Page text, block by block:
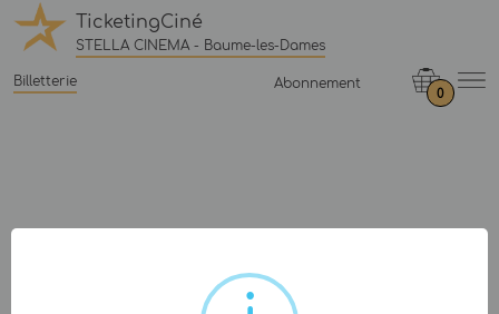
TicketingCiné
STELLA CINEMA - Baume-les-Dames
Billetterie Abonnement
0